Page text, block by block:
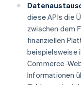
diese APIs die
zwischen dem
finanziellen
beispielsweise
Commerce-
Informationen